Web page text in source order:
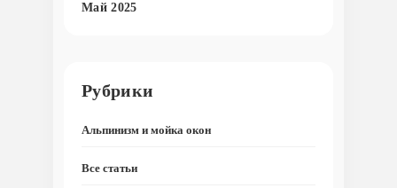
Май 2025
Рубрики
Альпинизм и мойка окон
Все статьи